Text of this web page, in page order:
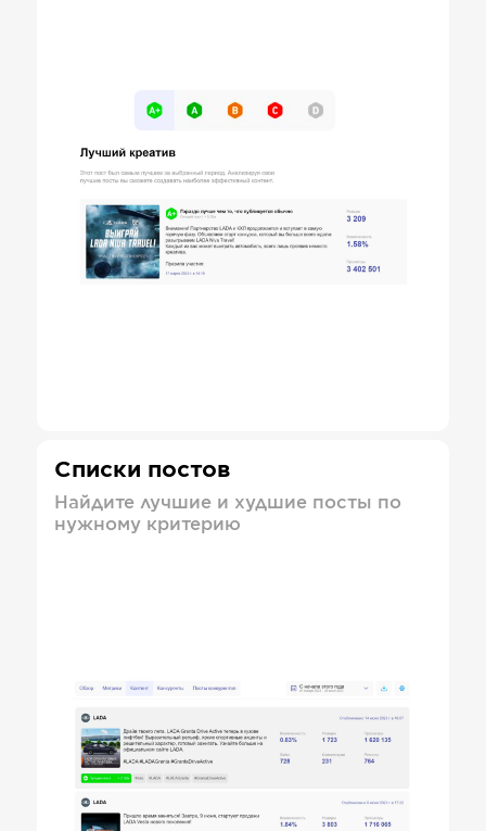
Списки постов
Найдите лучшие и худшие посты по
нужному критерию